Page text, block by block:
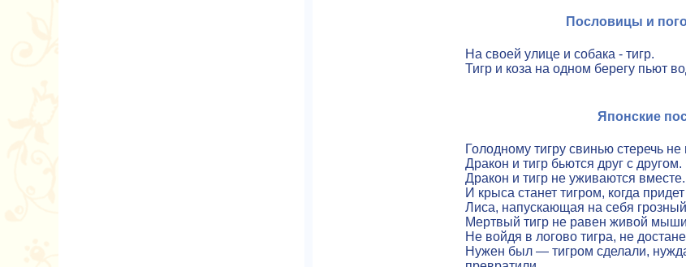
Пословицы и
На своей улице и собака - тигр.
Тигр и коза на одном берегу пьют
Японские
Голодному тигру свинью стеречь не
Дракон и тигр бьются друг с другом.
Дракон и тигр не уживаются вместе.
И крыса станет тигром, когда
Лиса, напускающая на себя
Мертвый тигр не равен живой
Не войдя в логово тигра, не
Нужен был — тигром сделали,